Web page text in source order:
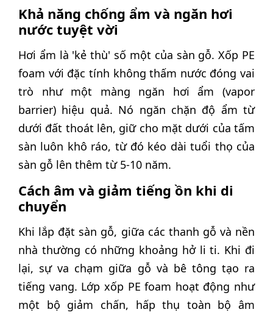
Khả năng chống ẩm và ngăn hơi
nước tuyệt vời
Hơi ẩm là 'kẻ thù' số một của sàn gỗ. Xốp PE
foam với đặc tính không thấm nước đóng vai
trò như một màng ngăn hơi ẩm (vapor
barrier) hiệu quả. Nó ngăn chặn độ ẩm từ
dưới đất thoát lên, giữ cho mặt dưới của tấm
sàn luôn khô ráo, từ đó kéo dài tuổi thọ của
sàn gỗ lên thêm từ 5-10 năm.
Cách âm và giảm tiếng ồn khi di
chuyển
Khi lắp đặt sàn gỗ, giữa các thanh gỗ và nền
nhà thường có những khoảng hở li ti. Khi đi
lại, sự va chạm giữa gỗ và bê tông tạo ra
tiếng vang. Lớp xốp PE foam hoạt động như
một bộ giảm chấn, hấp thụ toàn bộ âm